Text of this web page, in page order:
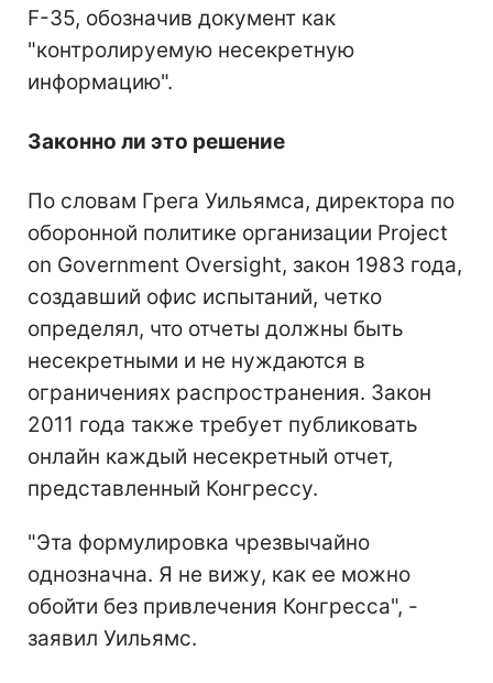
F-35, обозначив документ как
"контролируемую несекретную
информацию".
Законно ли это решение
По словам Грега Уильямса, директора по
оборонной политике организации Project
on Government Oversight, закон 1983 года,
создавший офис испытаний, четко
определял, что отчеты должны быть
несекретными и не нуждаются в
ограничениях распространения. Закон
2011 года также требует публиковать
онлайн каждый несекретный отчет,
представленный Конгрессу.
"Эта формулировка чрезвычайно
однозначна. Я не вижу, как ее можно
обойти без привлечения Конгресса", -
заявил Уильямс.